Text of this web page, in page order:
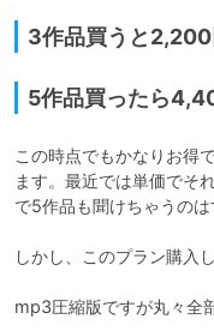
3作品買うと2,200
5作品買ったら
この時点でもかなりお得
ます。最近では単価でそ
で5作品も聞けちゃうのは
しかし、このプラン購入
mp3圧縮版ですが丸々全